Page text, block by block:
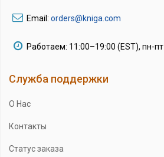
Email: orders@kniga.com
Работаем: 11:00–19:00 (EST), пн-пт
Служба поддержки
О Нас
Контакты
Статус заказа